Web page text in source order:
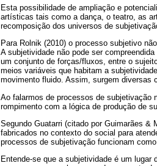
Esta possibilidade de ampliação e
artísticas tais como a dança, o teatro, as
recomposição dos universos de
Para Rolnik (2010) o processo subjetivo
A subjetividade não pode ser
um conjunto de forças/fluxos, entre o
meios variáveis que habitam a
movimento fluido. Assim, surgem diversas
Ao falarmos de processos de subjetivação
rompimento com a lógica de produção de
Segundo Guatarri (citado por Guimarães
fabricados no contexto do social para
processos de subjetivação funcionam
Entende-se que a subjetividade é um